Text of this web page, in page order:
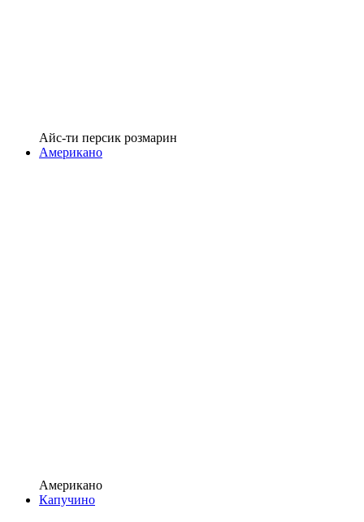
Айс-ти персик розмарин
Американо
Американо
Капучино